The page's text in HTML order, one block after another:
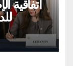
اتفاقية